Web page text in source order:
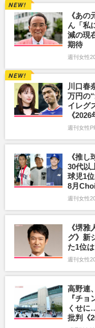
《あ
ん「私
減の現
期待
週刊女性
川口春
万円の
イレグ
《
週刊女性
《推
30代以
球児1
8月
週刊女性
《堺
グ》新
た1位
週刊女性
高野連
『チ
くせに
批判《